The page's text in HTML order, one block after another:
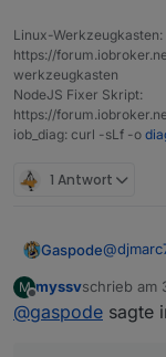
Linux-Werkzeugkasten:
https://
werkzeugkasten
NodeJS Fixer Skript:
https://
iob_diag: curl -sLf -o
1 Antwort
Gaspode@
Kann
M myssvschrieb am
zuletzt
@gaspode sagte